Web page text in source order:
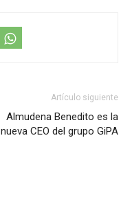
Artículo siguiente
Almudena Benedito es la
nueva CEO del grupo GiPA